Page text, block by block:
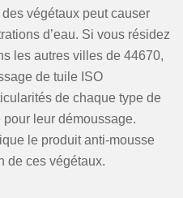
végétaux peut causer
d’eau. Si vous résidez
les autres villes de 44670,
de tuile ISO
de chaque type de
leur démoussage.
le produit anti-mousse
de ces végétaux.